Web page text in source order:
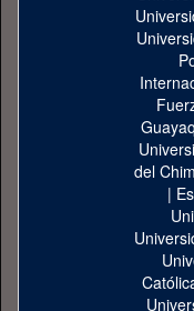
del
|